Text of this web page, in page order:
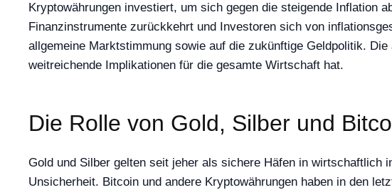
Kryptowährungen investiert, um sich gegen die steigende Inflation
Finanzinstrumente zurückkehrt und Investoren sich von
allgemeine Marktstimmung sowie auf die zukünftige Geldpolitik.
weitreichende Implikationen für die gesamte Wirtschaft hat.
Die Rolle von Gold, Silber und
Gold und Silber gelten seit jeher als sichere Häfen in
Unsicherheit. Bitcoin und andere Kryptowährungen haben in den